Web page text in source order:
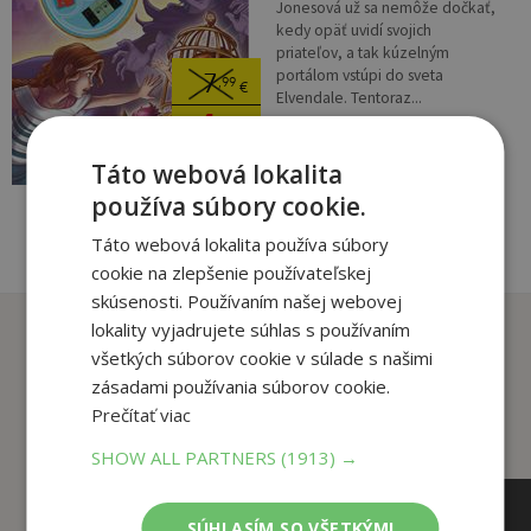
7,99 €
4,95
Jonesová už sa nemôže dočkať,
kedy opäť uvidí svojich
priateľov, a tak kúzelným
portálom vstúpi do sveta
Elvendale. Tentoraz...
Zákazníci, ktorí si kúpili
tento titul si tiež kúpili
Táto webová lokalita
používa súbory cookie.
Táto webová lokalita používa súbory
cookie na zlepšenie používateľskej
skúsenosti. Používaním našej webovej
lokality vyjadrujete súhlas s používaním
všetkých súborov cookie v súlade s našimi
zásadami používania súborov cookie.
Prečítať viac
SHOW ALL PARTNERS(1913) →